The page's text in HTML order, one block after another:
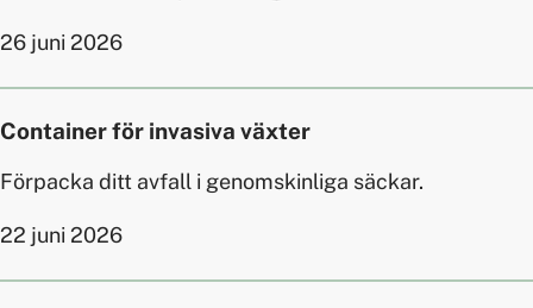
26 juni 2026
Container för invasiva växter
Förpacka ditt avfall i genomskinliga säckar.
22 juni 2026